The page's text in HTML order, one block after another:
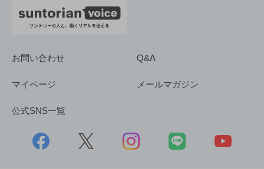
お問い合わせ Q&A
マイページ メールマガジン
公式SNS一覧